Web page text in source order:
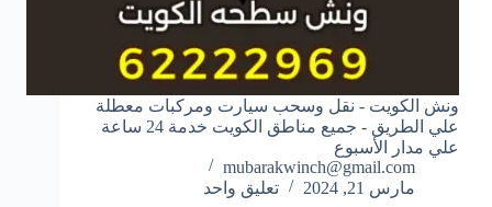
ونش الكويت - نقل وسحب سيارت ومركبات معطلة
علي الطريق - جميع مناطق الكويت خدمة 24 ساعة
علي مدار الأسبوع
mubarakwinch@gmail.com
مارس 21, 2024
تعليق واحد